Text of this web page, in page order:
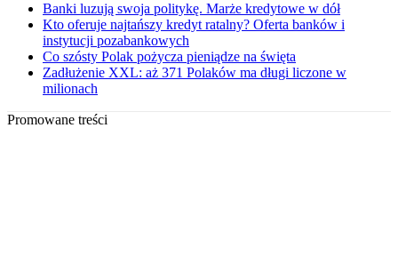
Banki luzują swoja politykę. Marże kredytowe w dół
Kto oferuje najtańszy kredyt ratalny? Oferta banków i
instytucji pozabankowych
Co szósty Polak pożycza pieniądze na święta
Zadłużenie XXL: aż 371 Polaków ma długi liczone w
milionach
Promowane treści